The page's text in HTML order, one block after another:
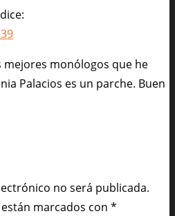
dice:
mejores monólogos que he
Palacios es un parche. Buen
no será publicada.
marcados con *